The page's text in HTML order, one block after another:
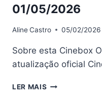
01/05/2026
AlineCastro 05/02/2026
Sobre esta Cinebox
atualização oficial
LER MAIS CINEBOX